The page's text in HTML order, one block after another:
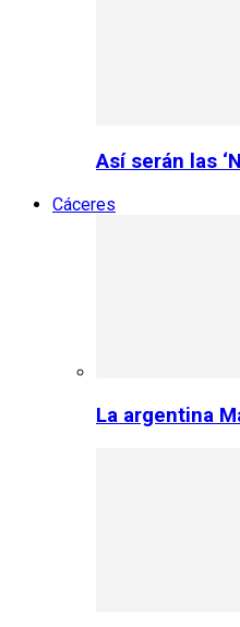
Así serán las
Cáceres
La argentina